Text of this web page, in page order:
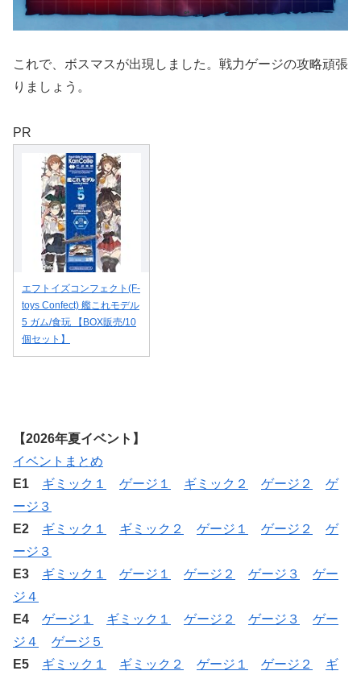
これで、ボスマスが出現しました。戦力ゲージの攻略頑張
りましょう。
PR
エフトイズコンフェクト(F-
toys Confect) 艦これモデル
5 ガム/食玩 【BOX販売/10
個セット】
【2026年夏イベント】
イベントまとめ
E1
ギミック１ ゲージ１ ギミック２ ゲージ２
ゲ
ージ３
E2
ギミック１ ギミック２ ゲージ１ ゲージ２
ゲ
ージ３
E3
ギミック１ ゲージ１ ゲージ２ ゲージ３
ゲー
ジ４
E4
ゲージ１ ギミック１ ゲージ２ ゲージ３
ゲー
ジ４
ゲージ５
E5
ギミック１ ギミック２ ゲージ１ ゲージ２
ギ